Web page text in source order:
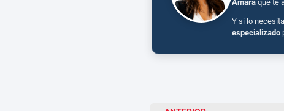
Amara que te
Y si lo
especializado